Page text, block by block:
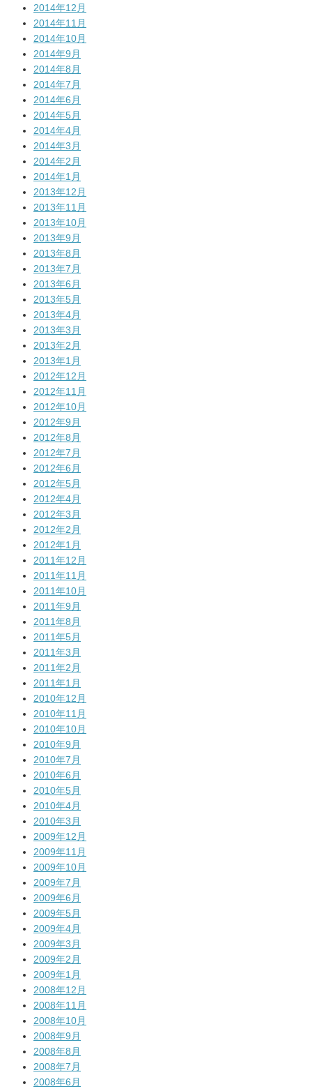
2014年12月
2014年11月
2014年10月
2014年9月
2014年8月
2014年7月
2014年6月
2014年5月
2014年4月
2014年3月
2014年2月
2014年1月
2013年12月
2013年11月
2013年10月
2013年9月
2013年8月
2013年7月
2013年6月
2013年5月
2013年4月
2013年3月
2013年2月
2013年1月
2012年12月
2012年11月
2012年10月
2012年9月
2012年8月
2012年7月
2012年6月
2012年5月
2012年4月
2012年3月
2012年2月
2012年1月
2011年12月
2011年11月
2011年10月
2011年9月
2011年8月
2011年5月
2011年3月
2011年2月
2011年1月
2010年12月
2010年11月
2010年10月
2010年9月
2010年7月
2010年6月
2010年5月
2010年4月
2010年3月
2009年12月
2009年11月
2009年10月
2009年7月
2009年6月
2009年5月
2009年4月
2009年3月
2009年2月
2009年1月
2008年12月
2008年11月
2008年10月
2008年9月
2008年8月
2008年7月
2008年6月